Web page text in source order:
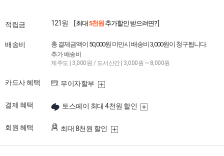
적립금 121원 [ 최대 5천원 추가할인 받으려면? ]
배송비 총 결제금액이 50,000원 미만시 배송비 3,000원이 청구됩니다.
추가 배송비
제주도 | 3,000원 / 도서산간 | 3,000원 ~ 8,000원
카드사 혜택 무이자할부
결제 혜택 토스페이 최대 4천원 할인
회원 혜택 최대 8천원 할인